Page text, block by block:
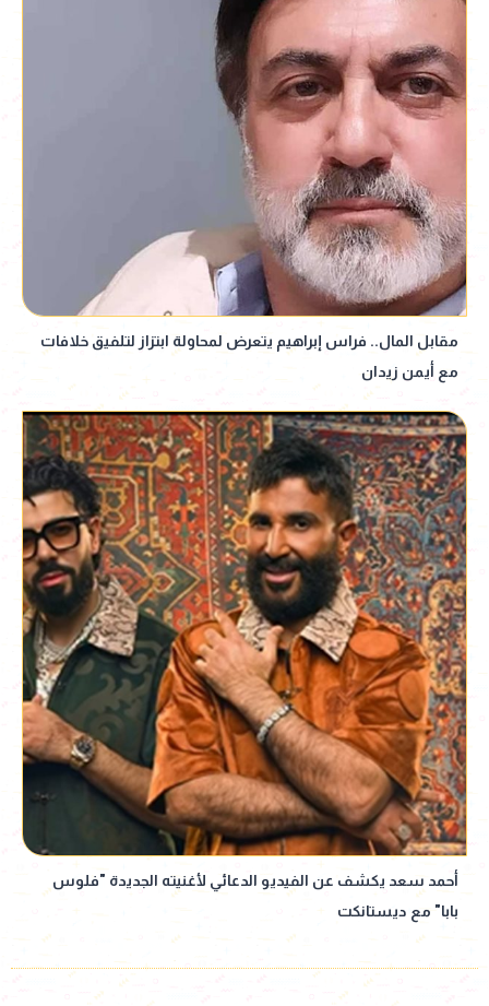
مقابل المال.. فراس إبراهيم يتعرض لمحاولة ابتزاز لتلفيق خلافات
مع أيمن زيدان
أحمد سعد يكشف عن الفيديو الدعائي لأغنيته الجديدة "فلوس
بابا" مع ديستانكت